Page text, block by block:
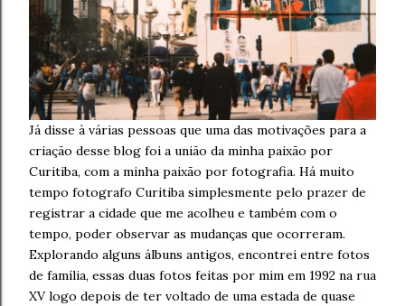
Já disse à várias pessoas que uma das motivações para a
criação desse blog foi a união da minha paixão por
Curitiba, com a minha paixão por fotografia. Há muito
tempo fotografo Curitiba simplesmente pelo prazer de
registrar a cidade que me acolheu e também com o
tempo, poder observar as mudanças que ocorreram.
Explorando alguns álbuns antigos, encontrei entre fotos
de família, essas duas fotos feitas por mim em 1992 na rua
XV logo depois de ter voltado de uma estada de quase